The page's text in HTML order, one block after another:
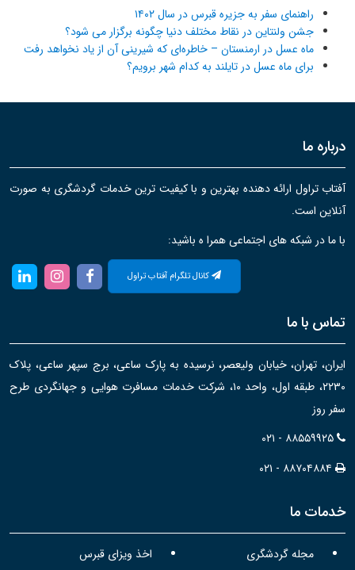
راهنمای سفر به جزیره قبرس در سال ۱۴۰۲
جشن ولنتاین در نقاط مختلف دنیا چگونه برگزار می شود؟
ماه عسل در ارمنستان – خاطره‌ای که شیرینی آن از یاد نخواهد رفت
برای ماه عسل در تایلند به کدام شهر برویم؟
درباره ما
آفتاب تراول ارائه دهنده بهترین و با کیفیت ترین خدمات گردشگری به صورت
آنلاین است.
با ما در شبکه های اجتماعی همرا ه باشید:
کانال تلگرام آفتاب تراول
تماس با ما
ایران، تهران، خیابان ولیعصر، نرسیده به پارک ساعی، برج سپهر ساعی، پلاک
۲۲۳۰، طبقه اول، واحد ۱۰، شرکت خدمات مسافرت هوایی و جهانگردی طرح
سفر روز
۰۲۱ - ۸۸۵۵۹۹۲۵
۰۲۱ - ۸۸۷۰۴۸۸۴
خدمات ما
مجله گردشگری
اخذ ویزای قبرس